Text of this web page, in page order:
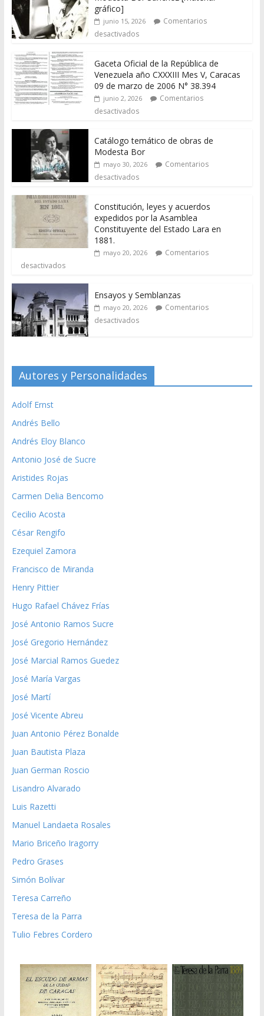
gráfico]
junio 15, 2026
Comentarios
desactivados
Gaceta Oficial de la República de
Venezuela año CXXXIII Mes V, Caracas
09 de marzo de 2006 N° 38.394
junio 2, 2026
Comentarios
desactivados
Catálogo temático de obras de
Modesta Bor
mayo 30, 2026
Comentarios
desactivados
Constitución, leyes y acuerdos
expedidos por la Asamblea
Constituyente del Estado Lara en
1881.
mayo 20, 2026
Comentarios
desactivados
Ensayos y Semblanzas
mayo 20, 2026
Comentarios
desactivados
Autores y Personalidades
Adolf Ernst
Andrés Bello
Andrés Eloy Blanco
Antonio José de Sucre
Aristides Rojas
Carmen Delia Bencomo
Cecilio Acosta
César Rengifo
Ezequiel Zamora
Francisco de Miranda
Henry Pittier
Hugo Rafael Chávez Frías
José Antonio Ramos Sucre
José Gregorio Hernández
José Marcial Ramos Guedez
José María Vargas
José Martí
José Vicente Abreu
Juan Antonio Pérez Bonalde
Juan Bautista Plaza
Juan German Roscio
Lisandro Alvarado
Luis Razetti
Manuel Landaeta Rosales
Mario Briceño Iragorry
Pedro Grases
Simón Bolívar
Teresa Carreño
Teresa de la Parra
Tulio Febres Cordero